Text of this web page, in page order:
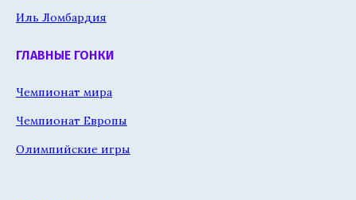
Иль Ломбардия
ГЛАВНЫЕ ГОНКИ
Чемпионат мира
Чемпионат Европы
Олимпийские игры